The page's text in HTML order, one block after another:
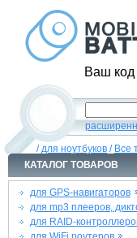
Ваш код
/для ноутбуков / Все
КАТАЛОГ ТОВАРОВ
для GPS-навигаторов
для mp3 плееров,
для RAID-